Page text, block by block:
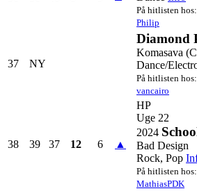
På hitlisten hos:
Philip
37 NY
Diamond
Komasava
Dance/
På hitlisten hos:
vancairo
38 39 37 12 6 ▲
HP
Uge 22
2024
Bad Design
Rock, Pop
På hitlisten hos:
MathiasPDK